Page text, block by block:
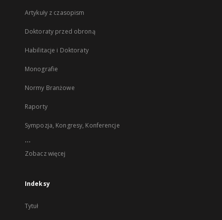
Artykuły z czasopism
Doktoraty przed obroną
Habilitacje i Doktoraty
Monografie
Normy Branżowe
Raporty
Sympozja, Kongresy, Konferencje
...
Zobacz więcej
Indeksy
Tytuł